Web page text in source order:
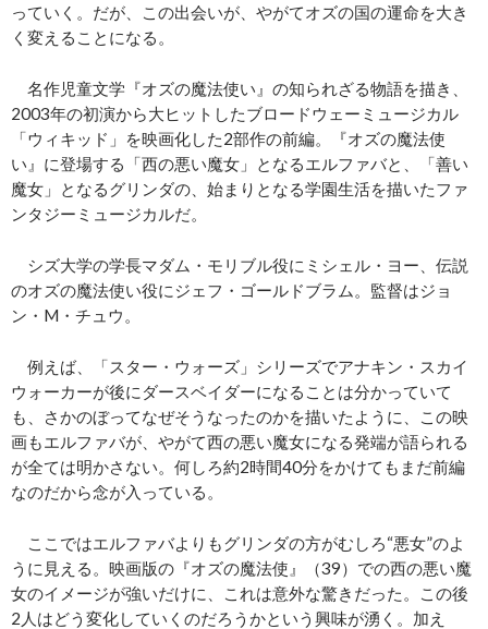
っていく。だが、この出会いが、やがてオズの国の運命を大き
く変えることになる。
名作児童文学『オズの魔法使い』の知られざる物語を描き、
2003年の初演から大ヒットしたブロードウェーミュージカル
「ウィキッド」を映画化した2部作の前編。『オズの魔法使
い』に登場する「西の悪い魔女」となるエルファバと、「善い
魔女」となるグリンダの、始まりとなる学園生活を描いたファ
ンタジーミュージカルだ。
シズ大学の学長マダム・モリブル役にミシェル・ヨー、伝説
のオズの魔法使い役にジェフ・ゴールドブラム。監督はジョ
ン・M・チュウ。
例えば、「スター・ウォーズ」シリーズでアナキン・スカイ
ウォーカーが後にダースベイダーになることは分かっていて
も、さかのぼってなぜそうなったのかを描いたように、この映
画もエルファバが、やがて西の悪い魔女になる発端が語られる
が全ては明かさない。何しろ約2時間40分をかけてもまだ前編
なのだから念が入っている。
ここではエルファバよりもグリンダの方がむしろ“悪女”のよ
うに見える。映画版の『オズの魔法使』（39）での西の悪い魔
女のイメージが強いだけに、これは意外な驚きだった。この後
2人はどう変化していくのだろうかという興味が湧く。加え